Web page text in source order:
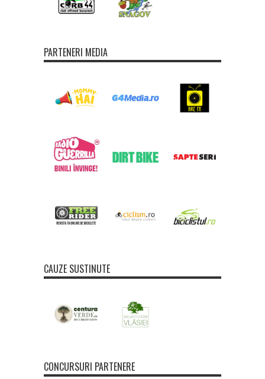
PARTENERI MEDIA
CAUZE SUSTINUTE
CONCURSURI PARTENERE